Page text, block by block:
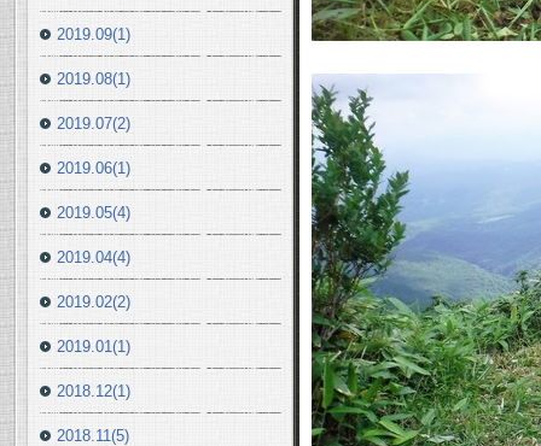
2019.09(1)
2019.08(1)
2019.07(2)
2019.06(1)
2019.05(4)
2019.04(4)
2019.02(2)
2019.01(1)
2018.12(1)
2018.11(5)